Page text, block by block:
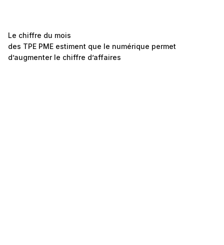
Le chiffre du mois
des TPE PME estiment que le numérique permet
d’augmenter le chiffre d’affaires